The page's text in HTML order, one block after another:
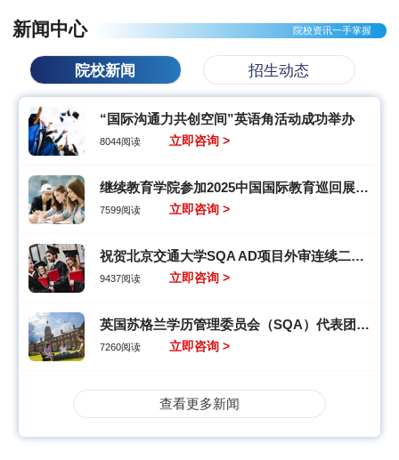
新闻中心 院校资讯一手掌握
院校新闻 招生动态
“国际沟通力共创空间”英语角活动成功举办
8044阅读 立即咨询 >
继续教育学院参加2025中国国际教育巡回展助力国际教育交流，赋能学子全球成长
7599阅读 立即咨询 >
祝贺北京交通大学SQA AD项目外审连续二十年高质量顺利通过
9437阅读 立即咨询 >
英国苏格兰学历管理委员会（SQA）代表团来我院访问交流
7260阅读 立即咨询 >
查看更多新闻